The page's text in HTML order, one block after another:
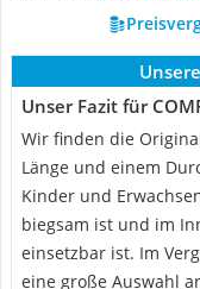
Unser Fazit für
Wir finden die
Länge und einem
Kinder und
biegsam ist und im
einsetzbar ist. Im
eine große Auswahl